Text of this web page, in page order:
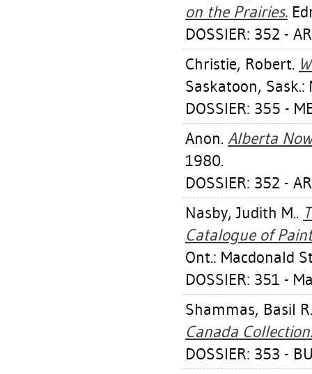
on the Prairies.
DOSSIER: 352 -
Christie, Robert.
Saskatoon,
DOSSIER: 355 -
Anon. Alberta
1980.
DOSSIER: 352 -
Nasby, Judith M..
Catalogue of
Ont.: Macdonald
DOSSIER: 351 -
Shammas, Basil R.
Canada Collection.
DOSSIER: 353 -